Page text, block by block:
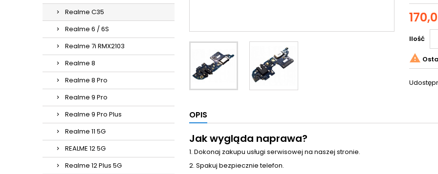
Realme C35
Realme 6 / 6S
Realme 7i RMX2103
Realme 8
Realme 8 Pro
Realme 9 Pro
Realme 9 Pro Plus
Realme 11 5G
REALME 12 5G
Realme 12 Plus 5G
Ilość

OPIS
Jak wygląda naprawa?
1. Dokonaj zakupu usługi serwisowej na naszej stronie.
2. Spakuj bezpiecznie telefon.